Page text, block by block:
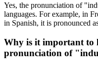
Yes, the pronunciation of
languages. For example, in
in Spanish, it is pronounced
Why is it important to
pronunciation of